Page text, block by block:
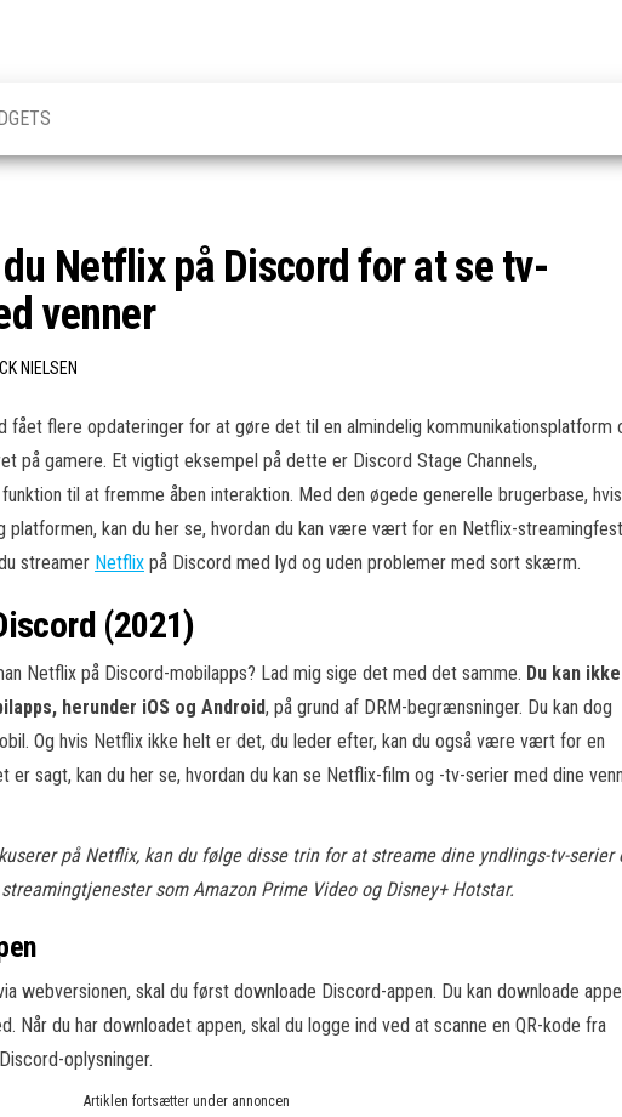
Netflix på Discord for at se tv-
venner
NIELSEN
fået flere opdateringer for at gøre det til en almindelig kommunikationsplatform
på gamere. Et vigtigt eksempel på dette er Discord Stage Channels,
til at fremme åben interaktion. Med den øgede generelle brugerbase, hvis
platformen, kan du her se, hvordan du kan være vært for en Netflix-streamingfest
streamer Netflix på Discord med lyd og uden problemer med sort skærm.
(2021)
Netflix på Discord-mobilapps? Lad mig sige det med det samme. Du kan ikke
herunder iOS og Android, på grund af DRM-begrænsninger. Du kan dog
Og hvis Netflix ikke helt er det, du leder efter, kan du også være vært for en
sagt, kan du her se, hvordan du kan se Netflix-film og -tv-serier med dine
på Netflix, kan du følge disse trin for at streame dine yndlings-tv-serier
som Amazon Prime Video og Disney+ Hotstar.
webversionen, skal du først downloade Discord-appen. Du kan downloade
Når du har downloadet appen, skal du logge ind ved at scanne en QR-kode fra
oplysninger.
Artiklen fortsætter under annoncen